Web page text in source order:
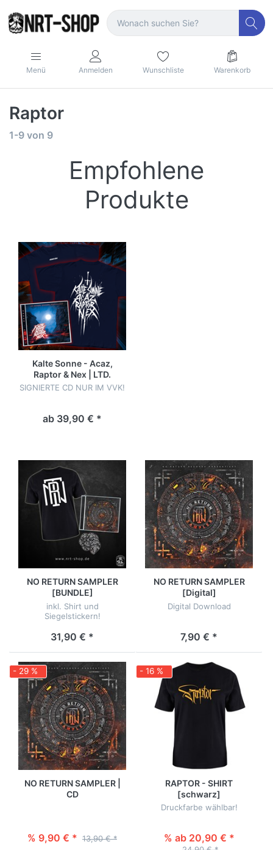
Menü Anmelden Wunschliste Warenkorb
Raptor
1-9 von 9
Empfohlene
Produkte
Kalte Sonne - Acaz,
Raptor & Nex | LTD.
Bundle
SIGNIERTE CD NUR IM VVK!
ab 39,90 € *
NO RETURN SAMPLER
[BUNDLE]
inkl. Shirt und
Siegelstickern!
31,90 € *
NO RETURN SAMPLER
[Digital]
Digital Download
7,90 € *
- 29 %
NO RETURN SAMPLER |
CD
% 9,90 € * 13,90 € *
- 16 %
RAPTOR - SHIRT
[schwarz]
Druckfarbe wählbar!
% ab 20,90 € *